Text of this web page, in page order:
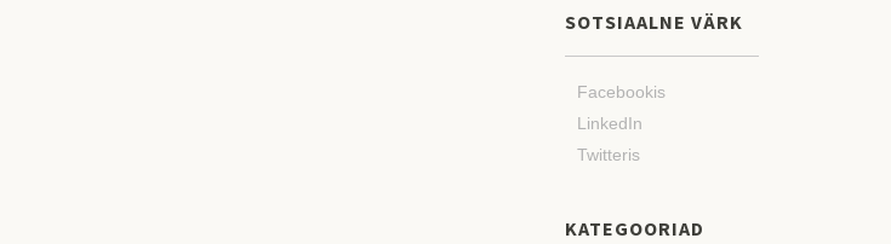
SOTSIAALNE VÄRK
Facebookis
LinkedIn
Twitteris
KATEGOORIAD